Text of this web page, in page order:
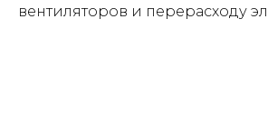
вентиляторов и перерасходу